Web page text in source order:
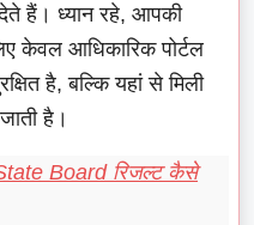
हैं। ध्यान रहे, आपकी
केवल आधिकारिक पोर्टल
है, बल्कि यहां से मिली
है।
Board रिजल्ट कैसे